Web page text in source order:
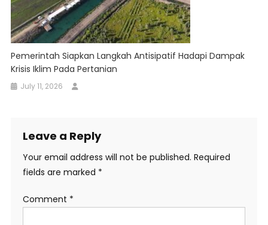
Pemerintah Siapkan Langkah Antisipatif Hadapi Dampak
Krisis Iklim Pada Pertanian
July 11, 2026
Leave a Reply
Your email address will not be published. Required
fields are marked *
Comment *